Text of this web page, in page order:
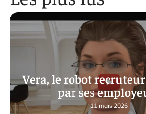
Vera, le robot
par ses
11 mars 2026